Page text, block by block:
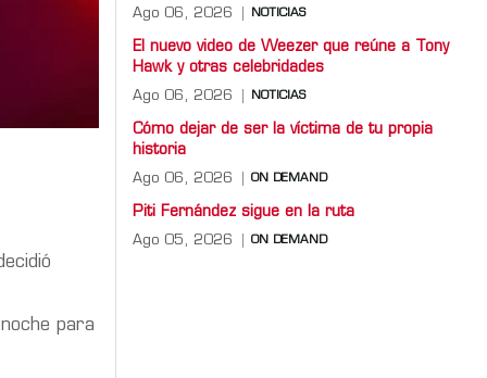
para
Ago 06, 2026 NOTICIAS
El nuevo video de Weezer que reúne a Tony
Hawk y otras celebridades
Ago 06, 2026 NOTICIAS
Cómo dejar de ser la víctima de tu propia
historia
Ago 06, 2026 ON DEMAND
Piti Fernández sigue en la ruta
Ago 05, 2026 ON DEMAND